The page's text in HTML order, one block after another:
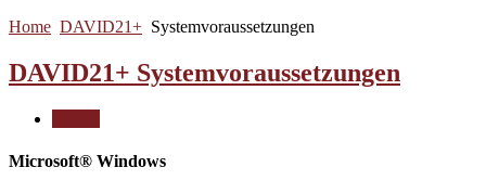
Home DAVID21+ Systemvoraussetzungen
DAVID21+ Systemvoraussetzungen
Microsoft® Windows